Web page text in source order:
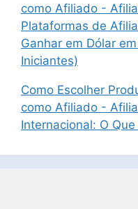
como Afiliado -
Plataformas de
Ganhar em Dólar
Iniciantes)
Como Escolher
como Afiliado -
Internacional: O